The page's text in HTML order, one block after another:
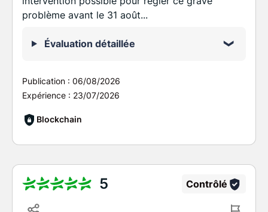
problème avant le 31 août...
Évaluation détaillée
Publication : 06/08/2026
Expérience : 23/07/2026
Blockchain
5 Contrôlé